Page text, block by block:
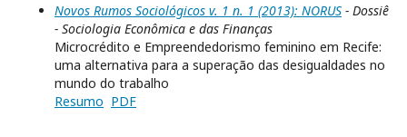
Novos Rumos Sociológicos v. 1 n. 1 (2013): NORUS - Dossiê
- Sociologia Econômica e das Finanças
Microcrédito e Empreendedorismo feminino em Recife:
uma alternativa para a superação das desigualdades no
mundo do trabalho
Resumo PDF